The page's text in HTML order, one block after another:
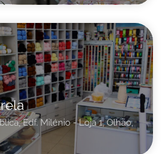
Edf. Milénio - Loja 1,Olhão,